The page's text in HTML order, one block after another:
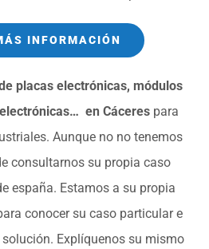
INFORMACIÓN
placas electrónicas, módulos
en Cáceres para
Aunque no no tenemos
consultarnos su propia caso
españa. Estamos a su propia
conocer su caso particular e
Explíquenos su mismo